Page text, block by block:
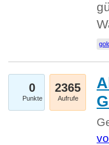
0
Punkte
2365
Aufrufe